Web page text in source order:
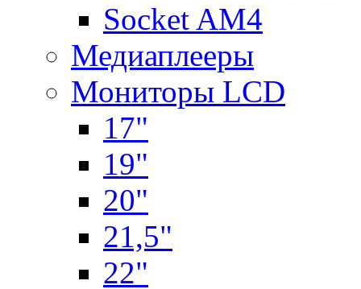
Socket AM4
Медиаплееры
Мониторы LCD
17"
19"
20"
21,5"
22"